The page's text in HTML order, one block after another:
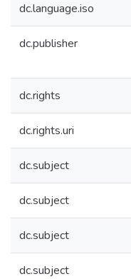
dc.language.iso
dc.publisher
dc.rights
dc.rights.uri
dc.subject
dc.subject
dc.subject
dc.subject